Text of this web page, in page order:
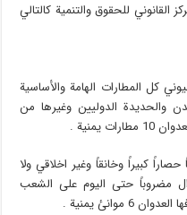
القانوني للحقوق والتنمية كالتالي
كل المطارات الهامة والأساسية
والحديدة الدوليين وغيرها من
يمنية .
كبيراً وخانقاً وغير اخلاقي ولا
مضروباً حتى اليوم على الشعب
موانئ يمنية .